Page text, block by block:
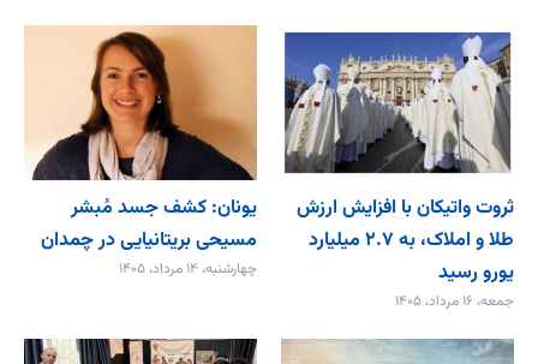
ثروت واتیکان با افزایش ارزش
طلا و املاک، به ۲.۷ میلیارد
یورو رسید
جمعه، ۱۶ مرداد، ۱۴۰۵
یونان: کشف جسد مُبشر
مسیحی بریتانیایی در چمدان
چهارشنبه، ۱۴ مرداد، ۱۴۰۵